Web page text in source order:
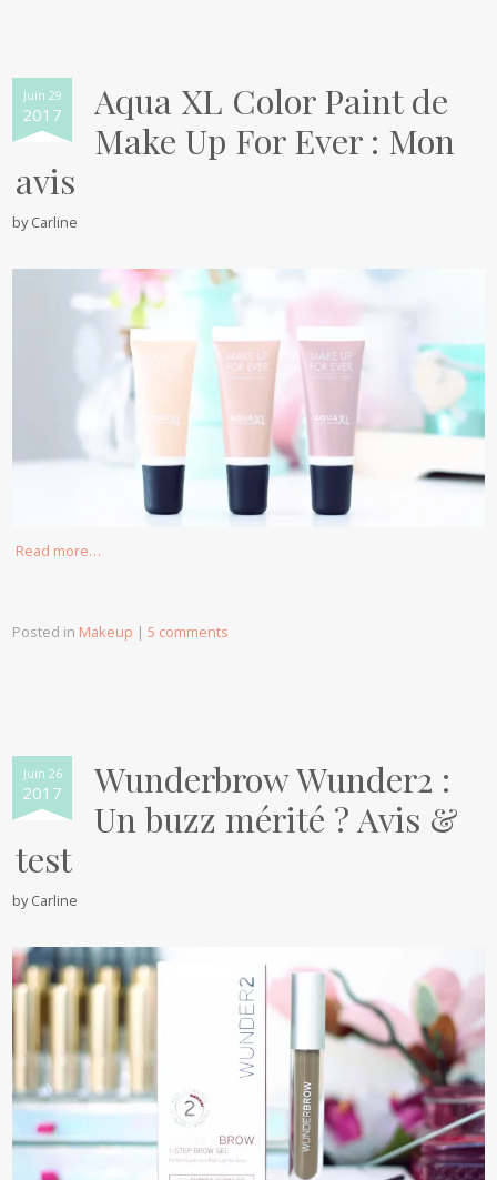
Juin 29
2017
Aqua XL Color Paint de
Make Up For Ever : Mon
avis
byCarline
Read more…
Posted in Makeup |5 comments
Juin 26
2017
Wunderbrow Wunder2 :
Un buzz mérité ? Avis &
test
byCarline